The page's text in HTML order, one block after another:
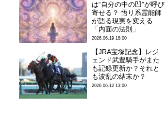
は“自分の中の凹”が呼び
寄せる？ 悟り系霊能師
が語る現実を変える
「内面の法則」
2026.06.19 18:00
【JRA宝塚記念】レジ
ェンド武豊騎手がまた
も記録更新か？それと
も波乱の結末か？
2026.06.12 13:00